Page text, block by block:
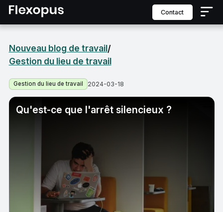
contact
Nouveau blog de travail/
Gestion du lieu de travail
Gestion du lieu de travail 2024-03-18
Qu'est-ce que l'arrêt silencieux ?